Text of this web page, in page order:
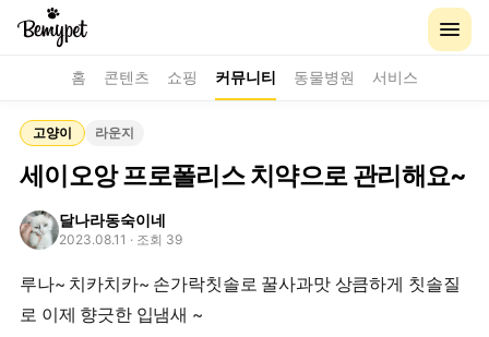
홈 콘텐츠 쇼핑 커뮤니티 동물병원 서비스
고양이 라운지
세이오앙 프로폴리스 치약으로 관리해요~
달나라동숙이네
2023.08.11 · 조회 39
루나~ 치카치카~ 손가락칫솔로 꿀사과맛 상큼하게 칫솔질
로 이제 향긋한 입냄새 ~